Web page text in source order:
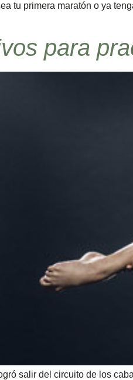
tu primera maratón o ya
para
salir del circuito de los